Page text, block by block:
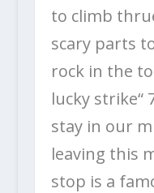
to climb
scary parts
rock in the
lucky strike“
stay in our
leaving this
stop is a